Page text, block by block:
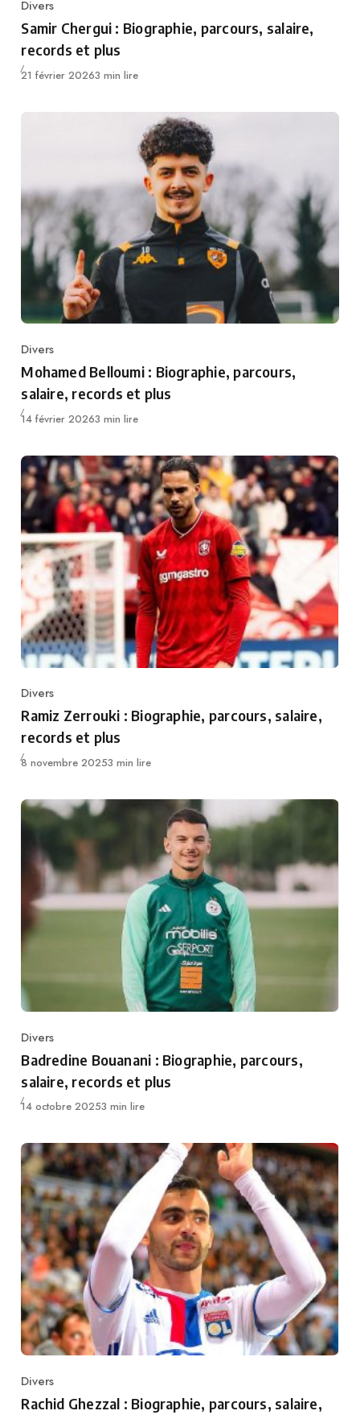
Category
Divers
Samir Chergui : Biographie, parcours, salaire,
records et plus
Publié
21 février 20263 min lire
Category
Divers
Mohamed Belloumi : Biographie, parcours,
salaire, records et plus
Publié
14 février 20263 min lire
Category
Divers
Ramiz Zerrouki : Biographie, parcours, salaire,
records et plus
Publié
8 novembre 20253 min lire
Category
Divers
Badredine Bouanani : Biographie, parcours,
salaire, records et plus
Publié
14 octobre 20253 min lire
Category
Divers
Rachid Ghezzal : Biographie, parcours, salaire,